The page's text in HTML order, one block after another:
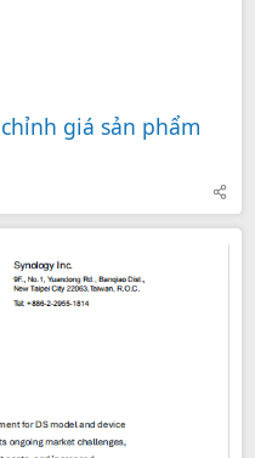
giá sản phẩm